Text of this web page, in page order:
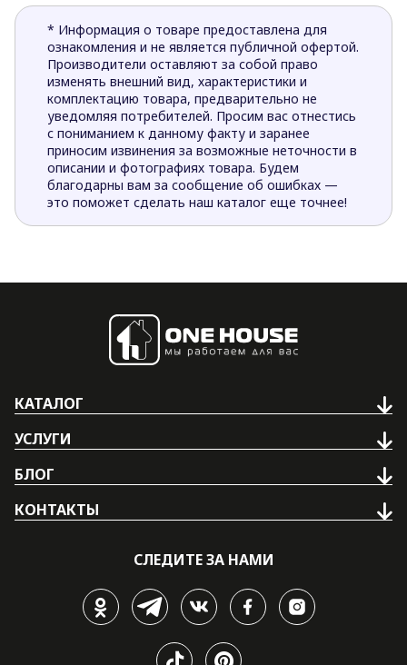
* Информация о товаре предоставлена для
ознакомления и не является публичной офертой.
Производители оставляют за собой право
изменять внешний вид, характеристики и
комплектацию товара, предварительно не
уведомляя потребителей. Просим вас отнестись
с пониманием к данному факту и заранее
приносим извинения за возможные неточности в
описании и фотографиях товара. Будем
благодарны вам за сообщение об ошибках —
это поможет сделать наш каталог еще точнее!
КАТАЛОГ
УСЛУГИ
БЛОГ
КОНТАКТЫ
СЛЕДИТЕ ЗА НАМИ